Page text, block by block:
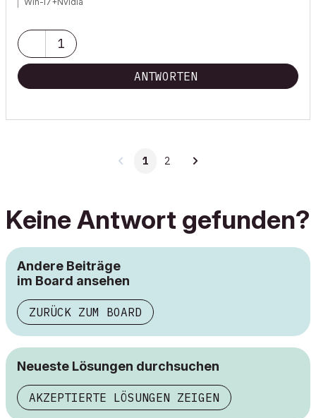
1
ANTWORTEN
1 2
Keine Antwort gefunden?
Andere Beiträge
im Board ansehen
ZURÜCK ZUM BOARD
Neueste Lösungen durchsuchen
AKZEPTIERTE LÖSUNGEN ZEIGEN